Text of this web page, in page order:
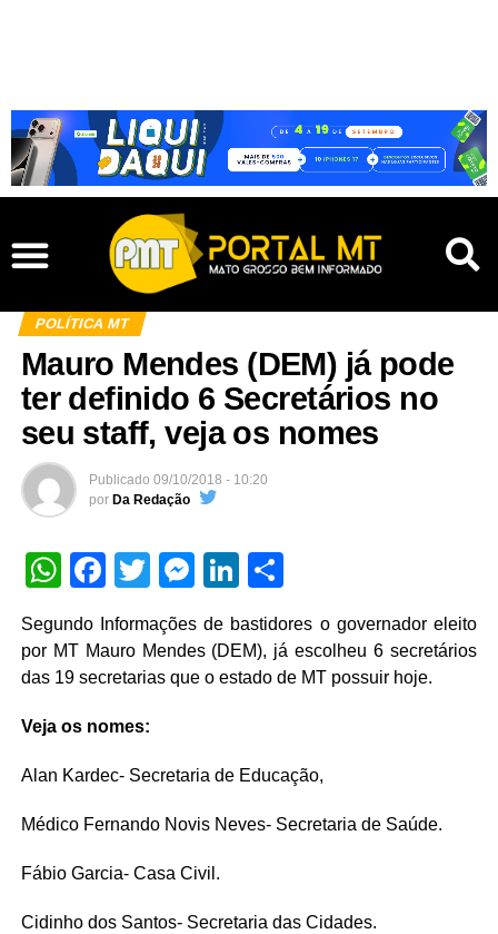
POLÍTICA MT
Mauro Mendes (DEM) já pode
ter definido 6 Secretários no
seu staff, veja os nomes
Publicado 09/10/2018 - 10:20
por Da Redação
WhatsApp
Facebook
TwitterMessenger
LinkedIn
Segundo Informações de bastidores o governador eleito
por MT Mauro Mendes (DEM), já escolheu 6 secretários
das 19 secretarias que o estado de MT possuir hoje.
Veja os nomes:
Alan Kardec- Secretaria de Educação,
Médico Fernando Novis Neves- Secretaria de Saúde.
Fábio Garcia- Casa Civil.
Cidinho dos Santos- Secretaria das Cidades.